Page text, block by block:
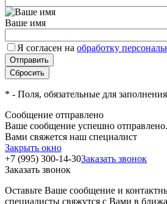
Ваше имя
Я согласен на обработку
* - Поля, обязательные для заполнения
Сообщение отправлено
Ваше сообщение успешно
Вами свяжется наш специалист
Закрыть окно
+7 (995) 300-14-30Заказать звонок
Заказать звонок
Оставьте Ваше сообщение и
специалисты свяжутся с Вами в